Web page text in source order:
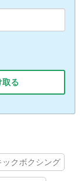
る
ックボクシング